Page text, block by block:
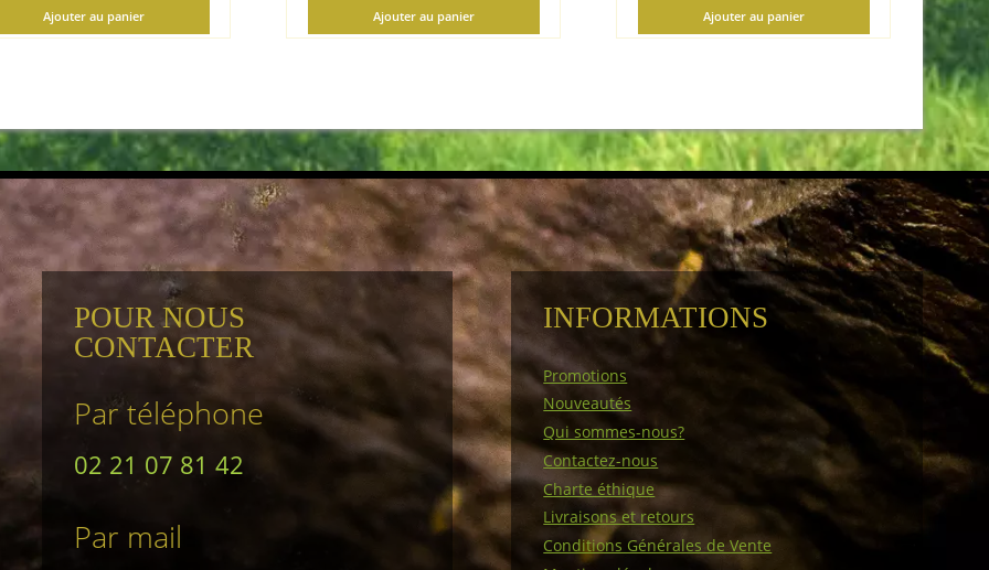
Ajouter au panier Ajouter au panier Ajouter au panier
POUR NOUS
CONTACTER
Par téléphone
02 21 07 81 42
Par mail
INFORMATIONS
Promotions
Nouveautés
Qui sommes-nous?
Contactez-nous
Charte éthique
Livraisons et retours
Conditions Générales de Vente